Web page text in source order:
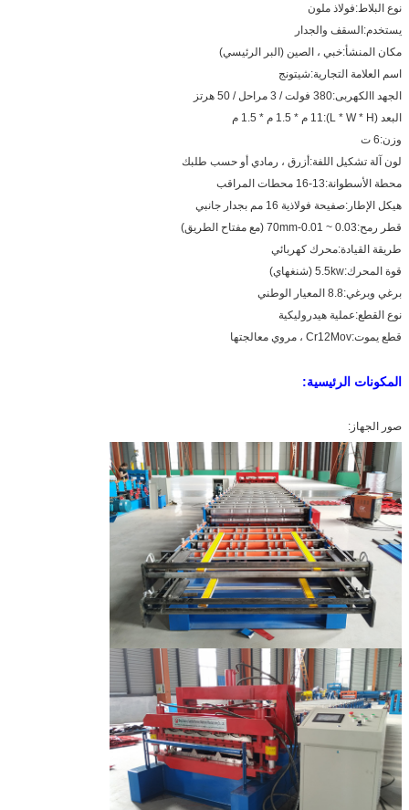
نوع البلاط:فولاذ ملون
يستخدم:السقف والجدار
مكان المنشأ:خبي ، الصين (البر الرئيسي)
اسم العلامة التجارية:شيتونج
الجهد االكهربى:380 فولت / 3 مراحل / 50 هرتز
البعد (L * W * H):
11 م * 1.5 م * 1.5 م
وزن:6 ت
لون آلة تشكيل اللفة:أزرق ، رمادي أو حسب طلبك
محطة الأسطوانة:13-16 محطات المراقب
هيكل الإطار:صفيحة فولاذية 16 مم بجدار جانبي
قطر رمح:70mm-0.01 ~ 0.03 (مع مفتاح الطريق)
طريقة القيادة:محرك كهربائي
قوة المحرك:5.5kw (شنغهاي)
برغي وبرغي:8.8 المعيار الوطني
نوع القطع:عملية هيدروليكية
قطع يموت:Cr12Mov ، مروي معالجتها
المكونات الرئيسية:
صور الجهاز: